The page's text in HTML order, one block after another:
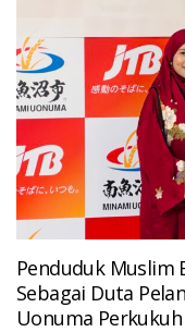
Penduduk Muslim
Sebagai Duta
Uonuma